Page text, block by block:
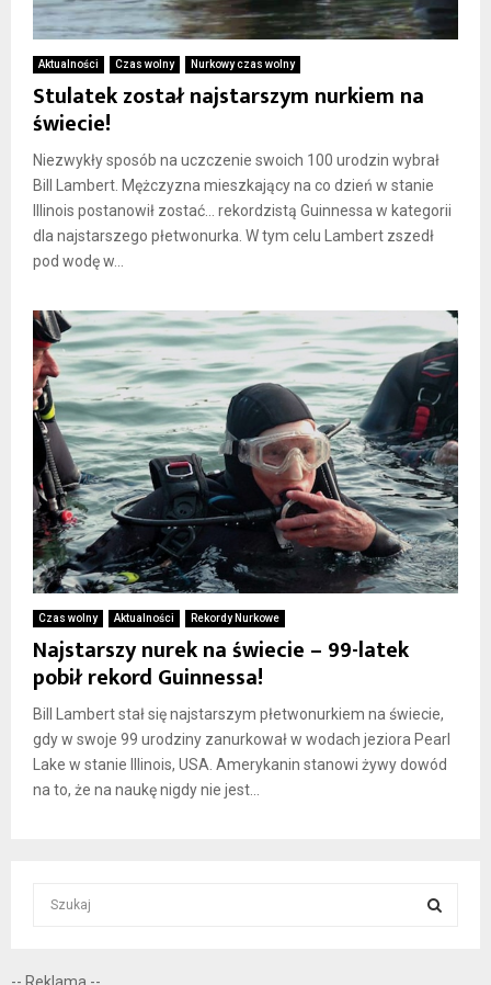
Aktualności Czas wolny Nurkowy czas wolny
Stulatek został najstarszym nurkiem na
świecie!
Niezwykły sposób na uczczenie swoich 100 urodzin wybrał
Bill Lambert. Mężczyzna mieszkający na co dzień w stanie
Illinois postanowił zostać… rekordzistą Guinnessa w kategorii
dla najstarszego płetwonurka. W tym celu Lambert zszedł
pod wodę w...
Czas wolny Aktualności Rekordy Nurkowe
Najstarszy nurek na świecie – 99-latek
pobił rekord Guinnessa!
Bill Lambert stał się najstarszym płetwonurkiem na świecie,
gdy w swoje 99 urodziny zanurkował w wodach jeziora Pearl
Lake w stanie Illinois, USA. Amerykanin stanowi żywy dowód
na to, że na naukę nigdy nie jest...